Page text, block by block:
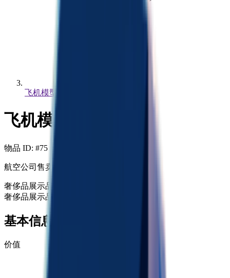
飞机模型
飞机模型
物品 ID: #75
航空公司售卖的飞机模型，做工劣质。
奢侈品展示品
奢侈品展示品
基本信息
价值